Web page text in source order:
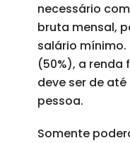
necessário
bruta mensal,
salário mínimo.
(50%), a renda
deve ser de
pessoa.
Somente